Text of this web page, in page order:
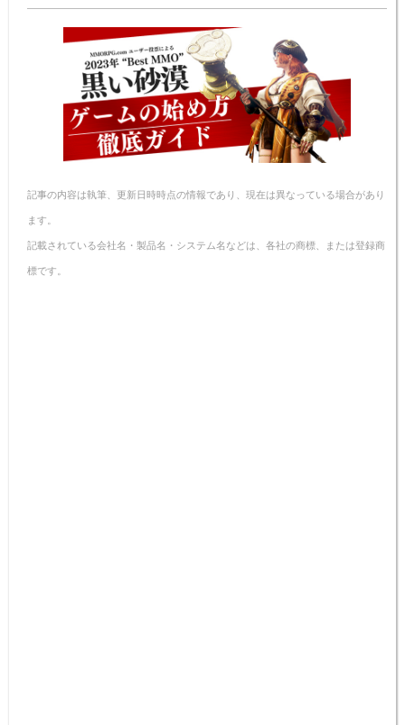
n
a
e
b
o
o
k
e
st
n
e
y
n
k
記事の内容は執筆、更新日時時点の情報であり、現在は異なっている場合があり
ます。
記載されている会社名・製品名・システム名などは、各社の商標、または登録商
標です。